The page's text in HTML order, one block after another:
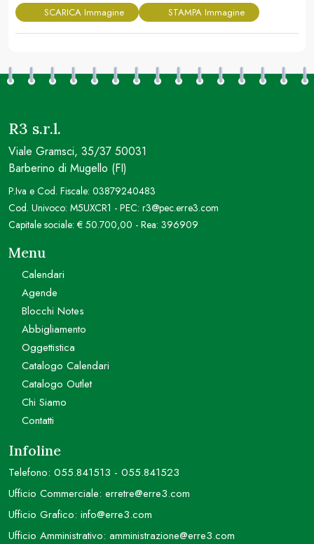
SCARICA Immagine STAMPA Immagine
R3 s.r.l.
Viale Gramsci, 35/37 50031
Barberino di Mugello (FI)
P.Iva e Cod. Fiscale: 03879240483
Cod. Univoco: M5UXCR1 - PEC: r3@pec.erre3.com
Capitale sociale: € 50.700,00 - Rea: 396909
Menu
Calendari
Agende
Blocchi Notes
Abbigliamento
Oggettistica
Catalogo Calendari
Catalogo Outlet
Chi Siamo
Contatti
Infoline
Telefono: 055.841513 - 055.841523
Ufficio Commerciale: erretre@erre3.com
Ufficio Grafico: info@erre3.com
Ufficio Amministrativo: amministrazione@erre3.com